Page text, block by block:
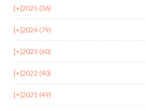
[+]2025 (36)
[+]2024 (79)
[+]2023 (60)
[+]2022 (40)
[+]2021 (49)